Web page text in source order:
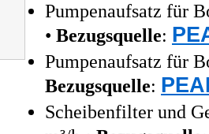
Pumpenaufsatz für
• Bezugsquelle:
Pumpenaufsatz für
Bezugsquelle:
Scheibenfilter und